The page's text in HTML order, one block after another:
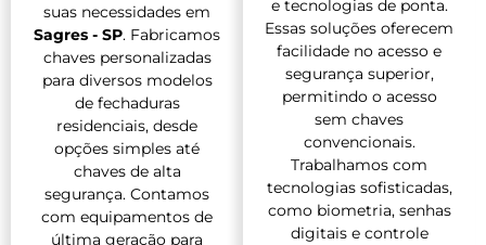
suas necessidades em
Sagres - SP. Fabricamos
chaves personalizadas
para diversos modelos
de fechaduras
residenciais, desde
opções simples até
chaves de alta
segurança. Contamos
com equipamentos de
última geração para
e tecnologias de ponta.
Essas soluções oferecem
facilidade no acesso e
segurança superior,
permitindo o acesso
sem chaves
convencionais.
Trabalhamos com
tecnologias sofisticadas,
como biometria, senhas
digitais e controle